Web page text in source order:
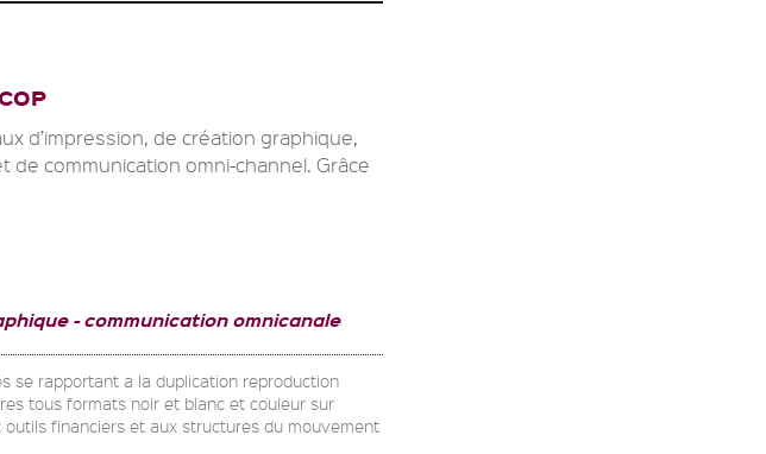
d’impression, de création graphique,
communication omni-channel. Grâce
communication omnicanale
se rapportant a la duplication reproduction
tous formats noir et blanc et couleur sur
financiers et aux structures du mouvement